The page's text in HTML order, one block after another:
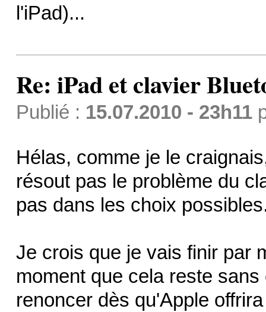
l'iPad)...
Re: iPad et clavier
Publié : 15.07.2010 - 23h11
Hélas, comme je le
résout pas le problème du
pas dans les choix
Je crois que je vais finir par
moment que cela reste
renoncer dès qu'Apple